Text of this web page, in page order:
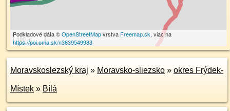
100 m
Podkladové dáta ©OpenStreetMapvrstva Freemap.sk, viac na
https://poi.oma.sk/n3639549983
Moravskoslezský kraj » Moravsko-sliezsko » okres Frýdek-
Místek » Bílá